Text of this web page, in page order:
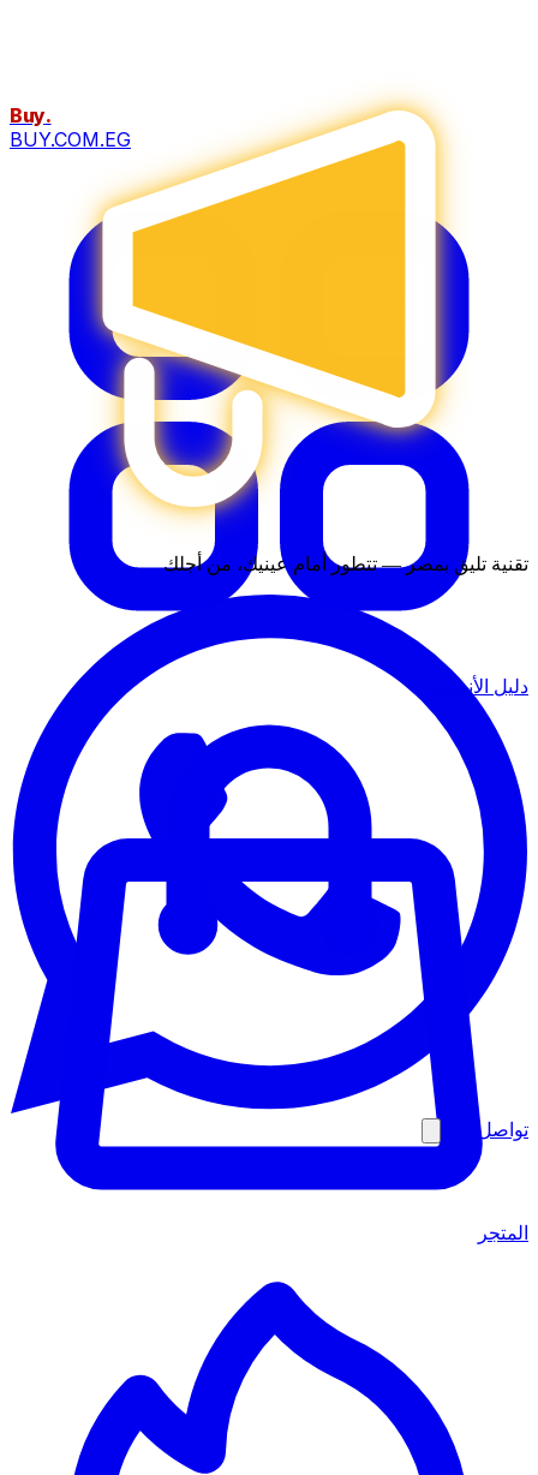
تقنية تليق بمصر — تتطور أمام عينيك، من أجلك
تواصل معنا
Buy.
BUY.COM.EG
دليل الأنشطة
المتجر